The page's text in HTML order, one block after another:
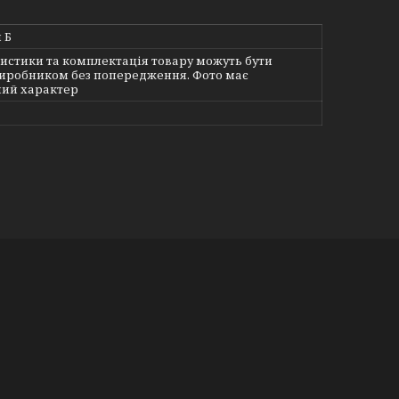
Б
та комплектація товару можуть бути
без попередження. Фото має
характер